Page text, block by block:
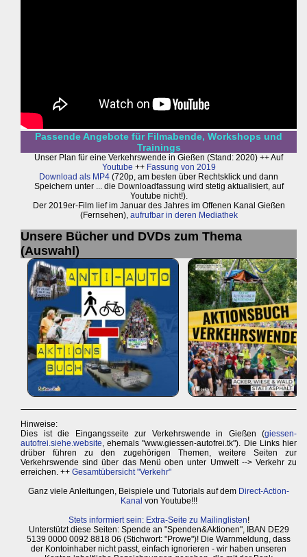
Passende Angebote für Filmabende, Workshops und
Trainings
Unser Plan für eine Verkehrswende in Gießen (Stand: 2020) ++ Auf
Youtube ++ Fassung von 2019
Download als MP4 (720p, am besten über Rechtsklick und dann
Speichern unter ... die Downloadfassung wird stetig aktualisiert, auf
Youtube nicht!).
Der 2019er-Film lief im Januar des Jahres im Offenen Kanal Gießen
(Fernsehen), aufrufbar in deren Mediathek
Unsere Bücher und DVDs zum Thema
(Auswahl)
Hinweise:
Dies ist die Eingangsseite zur Verkehrswende in Gießen (giessen-
autofrei.siehe.website , ehemals "www.giessen-autofrei.tk"). Die Links hier
drüber führen zu den zugehörigen Themen, weitere Seiten zur
Verkehrswende sind über das Menü oben unter Umwelt --> Verkehr zu
erreichen. ++ Gesamtübersicht "Verkehr"
Ganz viele Anleitungen, Beispiele und Tutorials auf dem Direct-Action-
Kanal von Youtube!!!
Stets informiert sein: Extra-Seite zu Mailinglisten!
Unterstützt diese Seiten: Spende an "Spenden&Aktionen", IBAN DE29
5139 0000 0092 8818 06 (Stichwort: "Prowe")! Die Warnmeldung, dass
der Kontoinhaber nicht passt, einfach ignorieren - wir haben unseren